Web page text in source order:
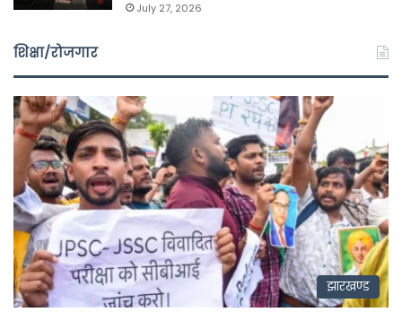
July 27, 2026
शिक्षा/रोजगार
झारखण्ड